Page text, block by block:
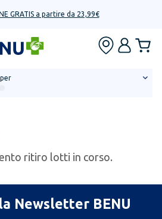
GRATIS a partire da 23,99€
ritiro lotti in corso.
Newsletter BENU